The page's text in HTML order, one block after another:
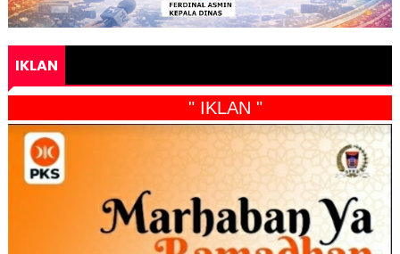
IKLAN
" IKLAN "